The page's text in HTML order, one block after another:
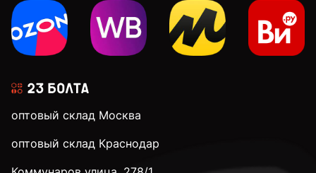
оптовый склад Москва
оптовый склад Краснодар